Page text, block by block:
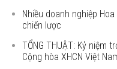
Nhiều doanh nghiệp
chiến lược
TỔNG THUẬT: Kỷ niệm
Cộng hòa XHCN Việt